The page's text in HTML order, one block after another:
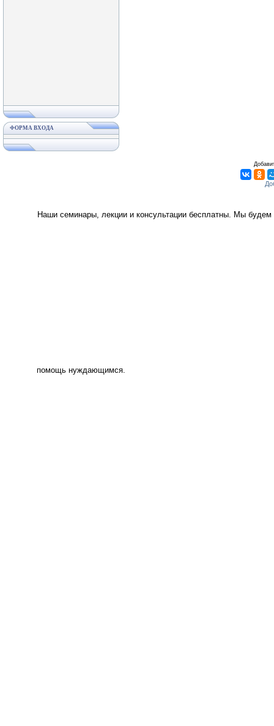
ФОРМА ВХОДА
Наши семинары, лекции и консультации бесплатны. Мы
помощь нуждающимся.